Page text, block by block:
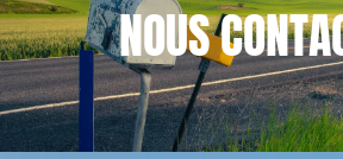
NOUS